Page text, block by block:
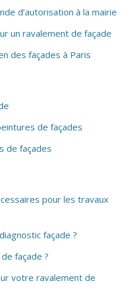
d’autorisation à la mairie
un ravalement de façade
des façades à Paris
de façades
de façades
pour les travaux
façade ?
façade ?
votre ravalement de